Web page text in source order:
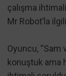
çalışma
Mr Robot’la
Oyuncu, “Sam
konuştuk ama